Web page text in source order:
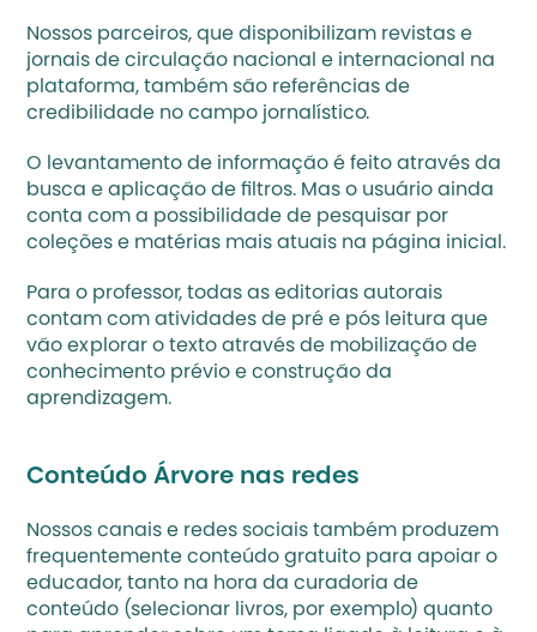
Nossos parceiros, que disponibilizam revistas e
jornais de circulação nacional e internacional na
plataforma, também são referências de
credibilidade no campo jornalístico.
O levantamento de informação é feito através da
busca e aplicação de filtros. Mas o usuário ainda
conta com a possibilidade de pesquisar por
Para o professor, todas as editorias autorais
contam com atividades de pré e pós leitura que
vão explorar o texto através de mobilização de
conhecimento prévio e construção da
aprendizagem.
Conteúdo Árvore nas redes
Nossos canais e redes sociais também produzem
frequentemente conteúdo gratuito para apoiar o
educador, tanto na hora da curadoria de
conteúdo (selecionar livros, por exemplo) quanto